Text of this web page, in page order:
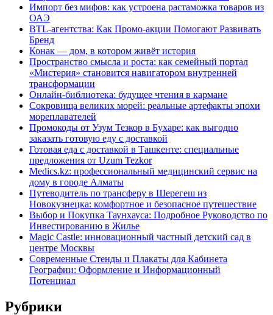
Импорт без мифов: как устроена растаможка товаров из
ОАЭ
BTL-агентства: Как Промо-акции Помогают Развивать
Бренд
Конак — дом, в котором живёт история
Пространство смысла и роста: как семейный портал
«Мистерия» становится навигатором внутренней
трансформации
Онлайн-библиотека: будущее чтения в кармане
Сокровища великих морей: реальные артефакты эпохи
мореплавателей
Промокоды от Узум Тезкор в Бухаре: как выгодно
заказать готовую еду с доставкой
Готовая еда с доставкой в Ташкенте: специальные
предложения от Uzum Tezkor
Medics.kz: профессиональный медицинский сервис на
дому в городе Алматы
Путеводитель по трансферу в Шерегеш из
Новокузнецка: комфортное и безопасное путешествие
Выбор и Покупка Таунхауса: Подробное Руководство по
Инвестированию в Жилье
Magic Castle: инновационный частный детский сад в
центре Москвы
Современные Стенды и Плакаты для Кабинета
Географии: Оформление и Информационный
Потенциал
Рубрики